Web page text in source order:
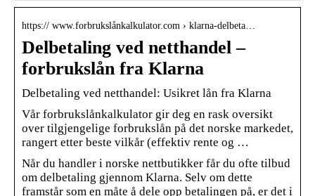
https:// www.forbrukslånkalkulator.com › klarna-delbeta…
Delbetaling ved netthandel –
forbrukslån fra Klarna
Delbetaling ved netthandel: Usikret lån fra Klarna
Vår forbrukslånkalkulator gir deg en rask oversikt
over tilgjengelige forbrukslån på det norske markedet,
rangert etter beste vilkår (effektiv rente og …
Når du handler i norske nettbutikker får du ofte tilbud
om delbetaling gjennom Klarna. Selv om dette
framstår som en måte å dele opp betalingen på, er det i